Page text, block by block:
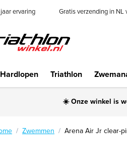
ervaring Gratis verzending in
Hardlopen Triathlon
☀️ Onze winkel is
Zwemmen Arena Air Jr clear-